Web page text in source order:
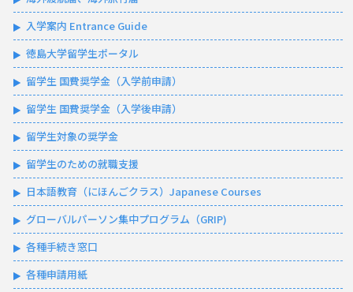
入学案内 Entrance Guide
徳島大学留学生ポータル
留学生 国費奨学金（入学前申請）
留学生 国費奨学金（入学後申請）
留学生対象の奨学金
留学生のための就職支援
日本語教育（にほんごクラス）Japanese Courses
グローバルパーソン集中プログラム（GRIP)
各種手続き窓口
各種申請用紙